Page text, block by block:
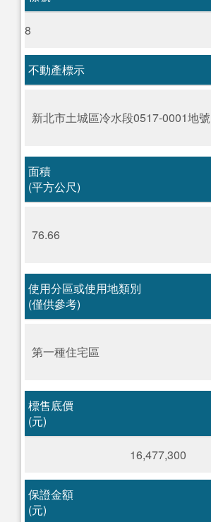
8
不動產標示
新北市土城區冷水段0517-0001地號
面積
(平方公尺)
76.66
使用分區或使用地類別
(僅供參考)
第一種住宅區
標售底價
(元)
16,477,300
保證金額
(元)